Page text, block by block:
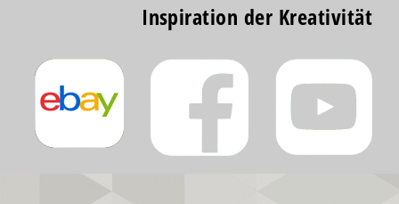
Inspiration der Kreativität